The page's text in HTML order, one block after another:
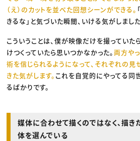
（え）のカットを並べた回想シーンができる。
きるな」と気づいた瞬間、いける気がしました
こういうことは、僕が映像だけを撮っていた
けつくっていたら思いつかなかった。両方や
術を信じられるようになって、それぞれの見
きた気がします。 これを自覚的にやってる同
るばかりです。
媒体に合わせて描くのではなく、描き
体を選んでいる